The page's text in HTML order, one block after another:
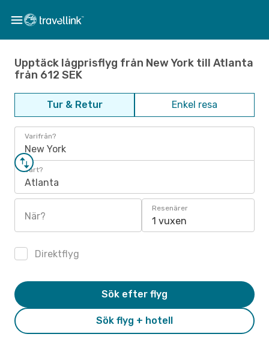
Upptäck lågprisflyg från New York till Atlanta
från 612 SEK
Tur & Retur Enkel resa
Varifrån?
New York
Vart?
Atlanta
När?
Resenärer
1 vuxen
Direktflyg
Sök flyg + hotell
Sök efter flyg